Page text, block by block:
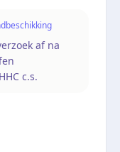
af na
c.s.